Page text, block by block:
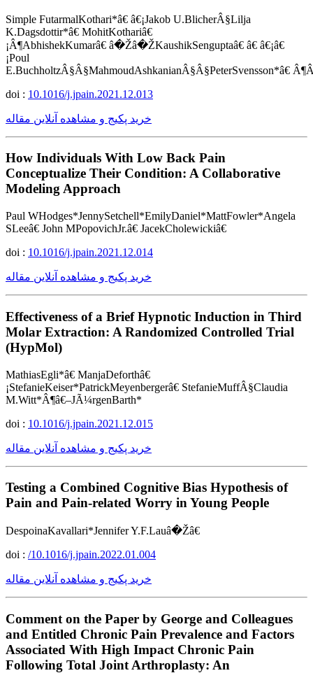
Simple FutarmalKothari*â€ â€¡Jakob U.BlicherÂ§Lilja
K.Dagsdottir*â€ MohitKothariâ€
¡Â¶AbhishekKumarâ€ â�Žâ�ŽKaushikSenguptaâ€ â€ â€¡â€
¡Poul
E.BuchholtzÂ§Â§MahmoudAshkanianÂ§Â§PeterSvensson*â€
doi : 10.1016/j.jpain.2021.12.013
خرید پکیج و مشاهده آنلاین مقاله
How Individuals With Low Back Pain
Conceptualize Their Condition: A Collaborative
Modeling Approach
Paul WHodges*JennySetchell*EmilyDaniel*MattFowler*Angela
SLeeâ€ John MPopovichJr.â€ JacekCholewickiâ€
doi : 10.1016/j.jpain.2021.12.014
خرید پکیج و مشاهده آنلاین مقاله
Effectiveness of a Brief Hypnotic Induction in Third
Molar Extraction: A Randomized Controlled Trial
(HypMol)
MathiasEgli*â€ ManjaDeforthâ€
¡StefanieKeiser*PatrickMeyenbergerâ€ StefanieMuffÂ§Claudia
M.Witt*Â¶â€–JÃ¼rgenBarth*
doi : 10.1016/j.jpain.2021.12.015
خرید پکیج و مشاهده آنلاین مقاله
Testing a Combined Cognitive Bias Hypothesis of
Pain and Pain-related Worry in Young People
DespoinaKavallari*Jennifer Y.F.Lauâ�Žâ€
doi : /10.1016/j.jpain.2022.01.004
خرید پکیج و مشاهده آنلاین مقاله
Comment on the Paper by George and Colleagues
and Entitled Chronic Pain Prevalence and Factors
Associated With High Impact Chronic Pain
Following Total Joint Arthroplasty: An